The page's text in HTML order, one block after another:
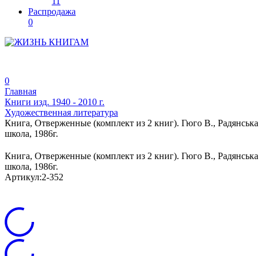
Распродажа
0
0
Главная
Книги изд. 1940 - 2010 г.
Художественная литература
Книга, Отверженные (комплект из 2 книг). Гюго В., Радянська
школа, 1986г.
Книга, Отверженные (комплект из 2 книг). Гюго В., Радянська
школа, 1986г.
Артикул:2-352